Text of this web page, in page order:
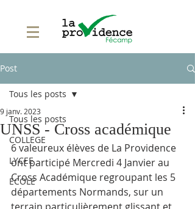
Post
Tous les posts
COLLEGE
LYCEE
ECOLE
Tous les posts
UNSS - Cross académique
9 janv. 2023
6 valeureux élèves de La Providence
ont participé Mercredi 4 Janvier au
Cross Académique regroupant les 5
départements Normands, sur un